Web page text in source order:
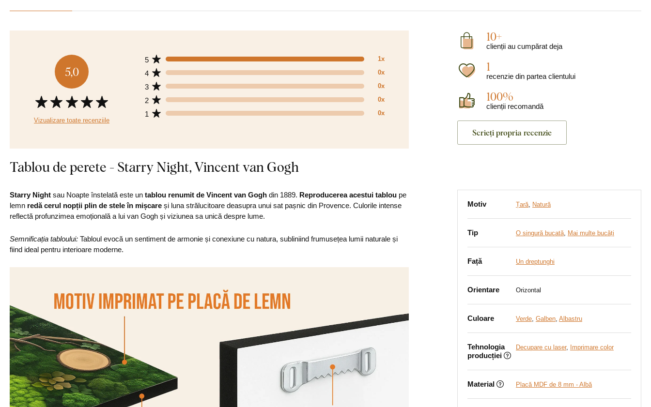
5,0
Vizualizare toate recenziile
1 0x
2 0x
3 0x
4 0x
5 1x
10+
clienții au cumpărat deja
1
recenzie din partea clientului
100%
clienții recomandă
Scrieți propria recenzie
Tablou de perete - Starry Night, Vincent van Gogh
Starry Night sau Noapte înstelată este un tablou renumit de Vincent van Gogh din 1889. Reproducerea acestui tablou pe
lemn redă cerul nopții plin de stele în mișcare și luna strălucitoare deasupra unui sat pașnic din Provence. Culorile intense
reflectă profunzimea emoțională a lui van Gogh și viziunea sa unică despre lume.
Semnificația tabloului: Tabloul evocă un sentiment de armonie și conexiune cu natura, subliniind frumusețea lumii naturale și
fiind ideal pentru interioare moderne.
Motiv Țară, Natură
Tip O singură bucată, Mai multe bucăți
Față Un dreptunghi
Orientare Orizontal
Culoare Verde, Galben, Albastru
Tehnologia
producției
Decupare cu laser, Imprimare color
Material Placă MDF de 8 mm - Albă